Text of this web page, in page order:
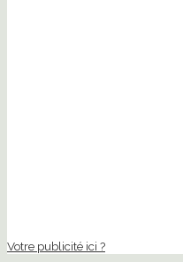
Votre publicité ici ?